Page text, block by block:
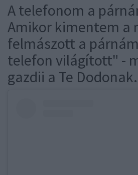
A telefonom a
Amikor kimentem a
felmászott a
telefon világított" -
gazdii a Te Dodonak.